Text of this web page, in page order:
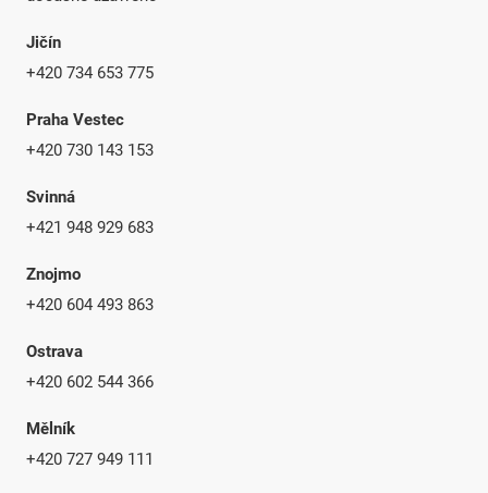
Jičín
+420 734 653 775
Praha Vestec
+420 730 143 153
Svinná
+421 948 929 683
Znojmo
+420 604 493 863
Ostrava
+420 602 544 366
Mělník
+420 727 949 111